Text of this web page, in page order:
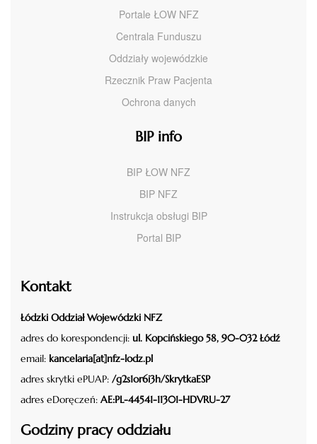
Portale ŁOW NFZ
Centrala Funduszu
Oddziały wojewódzkie
Rzecznik Praw Pacjenta
Ochrona danych
BIP info
BIP ŁOW NFZ
BIP NFZ
Instrukcja obsługi BIP
Portal BIP
Kontakt
Łódzki Oddział Wojewódzki NFZ
adres do korespondencji: ul. Kopcińskiego 58, 90-032 Łódź
email: kancelaria[at]nfz-lodz.pl
adres skrytki ePUAP: /g2s1or6i3h/SkrytkaESP
adres eDoręczeń: AE:PL-44541-11301-HDVRU-27
Godziny pracy oddziału